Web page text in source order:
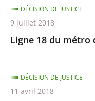
Ligne 18 du métro
DÉCISION DE JUSTICE
9 juillet 2018
DÉCISION DE JUSTICE
11 avril 2018